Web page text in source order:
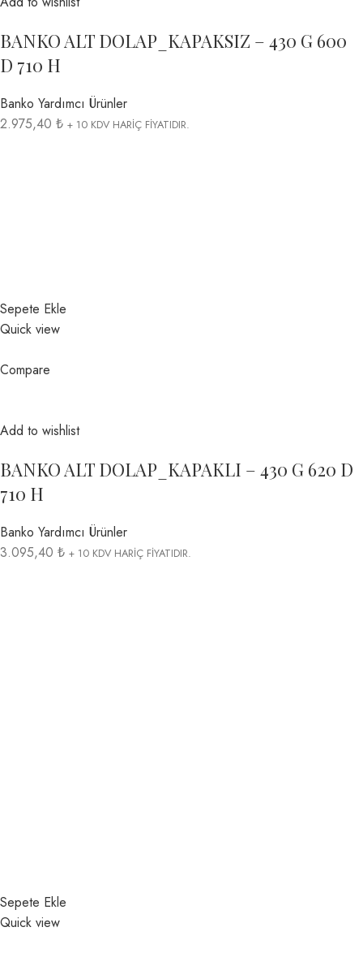
BANKO ALT DOLAP_KAPAKSIZ – 430 G 600
D 710 H
Banko Yardımcı Ürünler
2.975,40 ₺ + 10 KDV HARİÇ FİYATIDIR.
Sepete Ekle
Quick view
Compare
Add to wishlist
BANKO ALT DOLAP_KAPAKLI – 430 G 620 D
710 H
Banko Yardımcı Ürünler
3.095,40 ₺ + 10 KDV HARİÇ FİYATIDIR.
Sepete Ekle
Quick view